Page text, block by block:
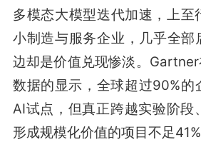
多模态大模型迭代加速，上至
小制造与服务企业，几乎全部
边却是价值兑现惨淡。
数据的显示，全球超过90%的
AI试点，但真正跨越实验阶段
形成规模化价值的项目不足41%